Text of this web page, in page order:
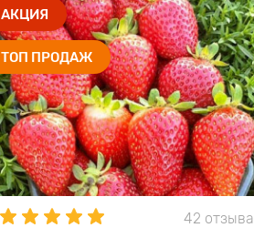
АКЦИЯ
ТОП ПРОДАЖ
42 отзыва